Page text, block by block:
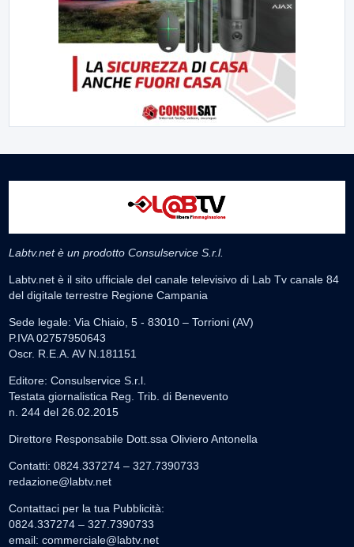
Labtv.net è un prodotto Consulservice S.r.l.
Labtv.net è il sito ufficiale del canale televisivo di Lab Tv canale 84
del digitale terrestre Regione Campania
Sede legale: Via Chiaio, 5 - 83010 – Torrioni (AV)
P.IVA 02757950643
Oscr. R.E.A. AV N.181151
Editore: Consulservice S.r.l.
Testata giornalistica Reg. Trib. di Benevento
n. 244 del 26.02.2015
Direttore Responsabile Dott.ssa Oliviero Antonella
Contatti: 0824.337274 – 327.7390733
redazione@labtv.net
Contattaci per la tua Pubblicità:
0824.337274 – 327.7390733
email: commerciale@labtv.net